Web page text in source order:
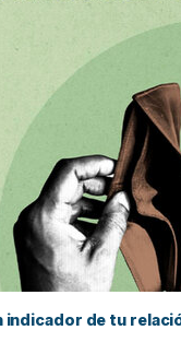
indicador de tu